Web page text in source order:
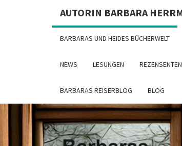
AUTORIN BARBARA
BARBARAS UND HEIDES BÜCHERWELT
NEWS LESUNGEN REZENSENTEN
BARBARAS REISERBLOG BLOG